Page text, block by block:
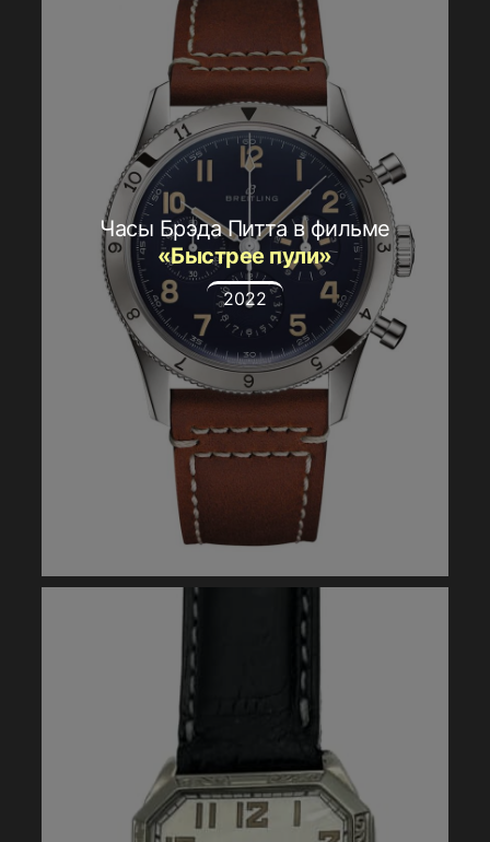
Часы Брэда Питта в фильме
«Быстрее пули»
2022